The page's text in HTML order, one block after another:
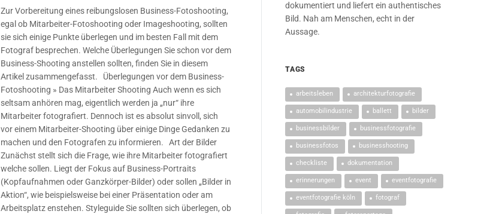
Zur Vorbereitung eines reibungslosen Business-Fotoshooting,
egal ob Mitarbeiter-Fotoshooting oder Imageshooting, sollten
sie sich einige Punkte überlegen und im besten Fall mit dem
Fotograf besprechen. Welche Überlegungen Sie schon vor dem
Business-Shooting anstellen sollten, finden Sie in diesem
Artikel zusammengefasst. Überlegungen vor dem Business-
Fotoshooting » Das Mitarbeiter Shooting Auch wenn es sich
seltsam anhören mag, eigentlich werden ja „nur“ ihre
Mitarbeiter fotografiert. Dennoch ist es absolut sinvoll, sich
vor einem Mitarbeiter-Shooting über einige Dinge Gedanken zu
machen und den Fotografen zu informieren. Art der Bilder
Zunächst stellt sich die Frage, wie ihre Mitarbeiter fotografiert
welche sollen. Liegt der Fokus auf Business-Portraits
(Kopfaufnahmen oder Ganzkörper-Bilder) oder sollen „Bilder in
Aktion“, wie beispielsweise bei einer Präsentation oder am
Arbeitsplatz enstehen. Styleguide Sie sollten sich überlegen, ob
dokumentiert und liefert ein authentisches
Bild. Nah am Menschen, echt in der
Aussage.
TAGS
arbeitsleben architekturfotografie
automobilindustrie ballett bilder
businessbilder businessfotografie
businessfotos businesshooting
checkliste dokumentation
erinnerungen event eventfotografie
eventfotografie köln fotograf